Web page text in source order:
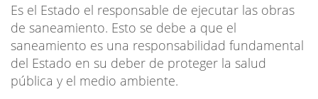
Es el Estado el responsable de ejecutar las obras
de saneamiento. Esto se debe a que el
saneamiento es una responsabilidad fundamental
del Estado en su deber de proteger la salud
pública y el medio ambiente.